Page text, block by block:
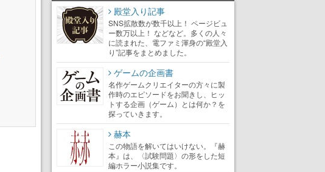
殿堂入り記事
SNS拡散数が数千以上！ ページビュ
ー数万以上！ などなど。多くの人々
に読まれた、電ファミ渾身の“殿堂入
り”記事をまとめました。
ゲームの企画書
名作ゲームクリエイターの方々に製
作時のエピソードをお聞きし、ヒッ
トする企画（ゲーム）とは何か？を
探っていきます。
赫本
この物語を解いてはいけない。『赫
本』は、〈試験問題〉の形をした短
編ホラー小説集です。